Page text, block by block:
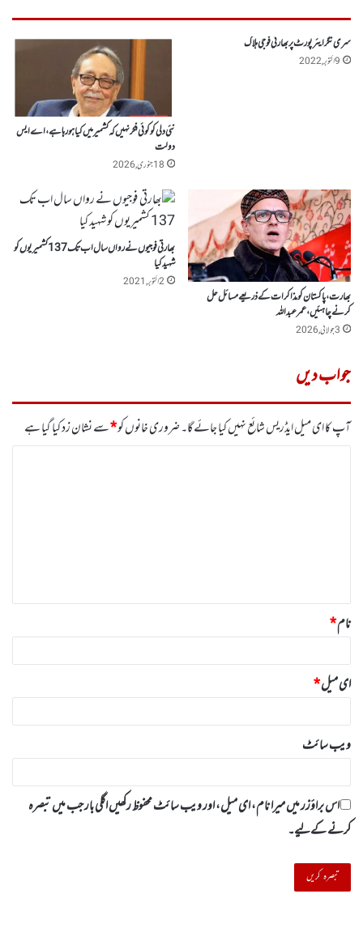
سری نگر ایئرپورٹ پر بھارتی فوجی ہلاک
9 اکتوبر, 2022
نئی دلی کو کوئی فکر نہیں کہ کشمیر میں کیا ہو رہا ہے ، اے ایس
دولت
18 جنوری, 2026
بھارت، پاکستان کو مذاکرات کے ذریعے مسائل حل
کرنے چاہئیں،عمر عبداللہ
3 جولائی, 2026
بھارتی فوجیوں نے رواں سال اب تک 137 کشمیریوں کو
شہید کیا
2 اکتوبر, 2021
جواب دیں
آپ کا ای میل ایڈریس شائع نہیں کیا جائے گا۔ضروری خانوں کو*سے نشان زد کیا گیا ہے
نام*
ای میل*
ویب‌ سائٹ
اس براؤزر میں میرا نام، ای میل، اور ویب سائٹ محفوظ رکھیں اگلی بار جب میں تبصرہ
کرنے کےلیے۔